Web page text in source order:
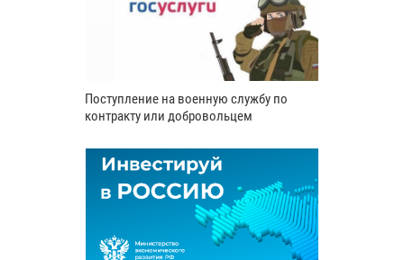
Поступление на военную службу по
контракту или добровольцем